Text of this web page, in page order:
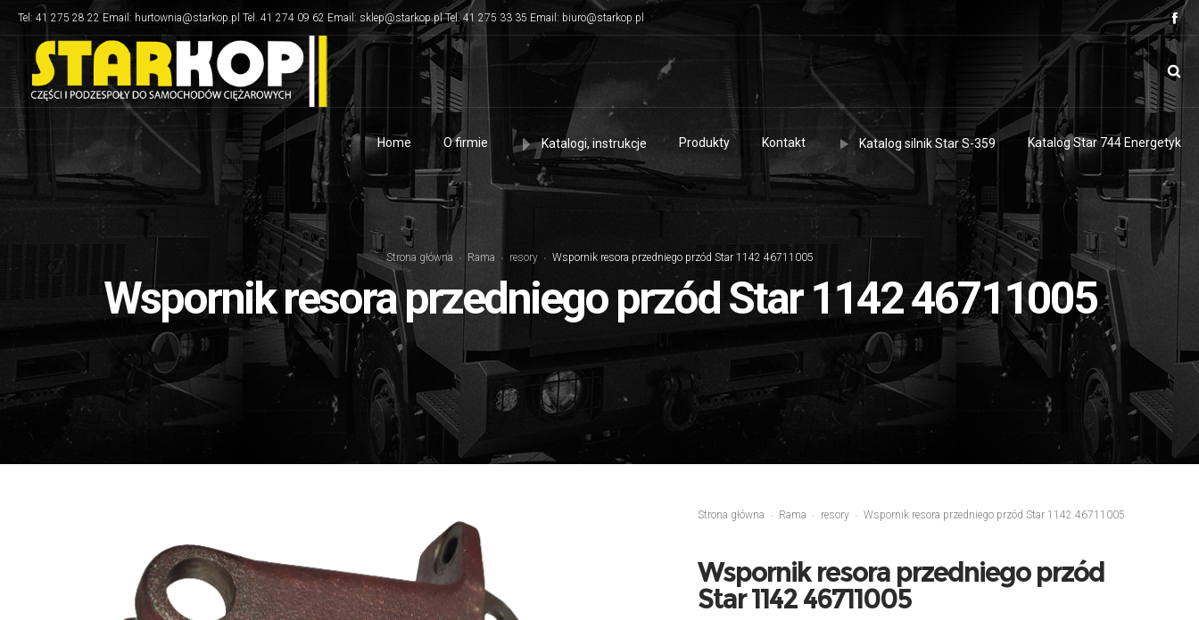
Tel: 41 275 28 22 Email: hurtownia@starkop.pl Tel. 41 274 09 62 Email: sklep@starkop.pl Tel. 41 275 33 35 Email: biuro@starkop.pl
Home O firmie Katalogi, instrukcje Produkty Kontakt Katalog silnik Star S-359 Katalog Star 744 Energetyk
Strona główna Rama resory Wspornik resora przedniego przód Star 1142 46711005
Wspornik resora przedniego przód Star 1142 46711005
Strona główna Rama resory Wspornik resora przedniego przód Star 1142 46711005
Wspornik resora przedniego przód
Star 1142 46711005